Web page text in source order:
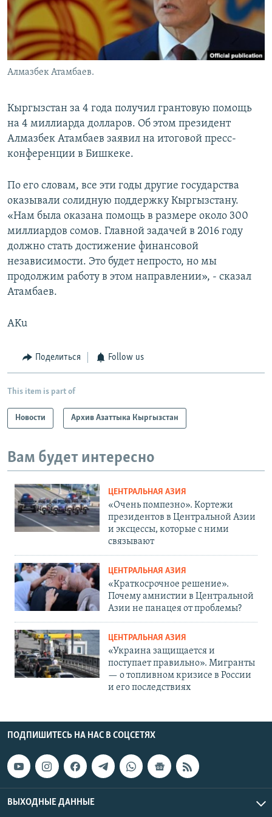
Алмазбек Атамбаев.
Кыргызстан за 4 года получил грантовую помощь
на 4 миллиарда долларов. Об этом президент
Алмазбек Атамбаев заявил на итоговой пресс-
конференции в Бишкеке.
По его словам, все эти годы другие государства
оказывали солидную поддержку Кыргызстану.
«Нам была оказана помощь в размере около 300
миллиардов сомов. Главной задачей в 2016 году
должно стать достижение финансовой
независимости. Это будет непросто, но мы
продолжим работу в этом направлении», - сказал
Атамбаев.
AKu
Поделиться Follow us
This item is part of
Новости Архив Азаттыка Кыргызстан
Вам будет интересно
ЦЕНТРАЛЬНАЯ АЗИЯ
«Очень помпезно». Кортежи
президентов в Центральной Азии
и эксцессы, которые с ними
связывают
ЦЕНТРАЛЬНАЯ АЗИЯ
«Краткосрочное решение».
Почему амнистии в Центральной
Азии не панацея от проблемы?
ЦЕНТРАЛЬНАЯ АЗИЯ
«Украина защищается и
поступает правильно». Мигранты
— о топливном кризисе в России
и его последствиях
ПОДПИШИТЕСЬ НА НАС В СОЦСЕТЯХ
ВЫХОДНЫЕ ДАННЫЕ